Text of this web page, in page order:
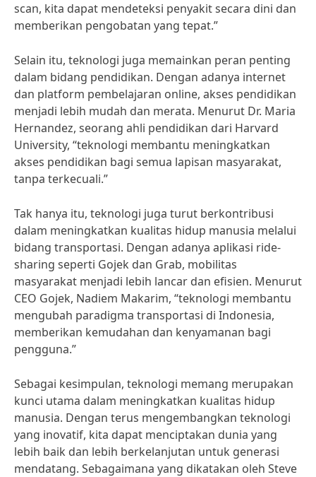
scan, kita dapat mendeteksi penyakit secara dini dan
memberikan pengobatan yang tepat.”
Selain itu, teknologi juga memainkan peran penting
dalam bidang pendidikan. Dengan adanya internet
dan platform pembelajaran online, akses pendidikan
menjadi lebih mudah dan merata. Menurut Dr. Maria
Hernandez, seorang ahli pendidikan dari Harvard
University, “teknologi membantu meningkatkan
akses pendidikan bagi semua lapisan masyarakat,
tanpa terkecuali.”
Tak hanya itu, teknologi juga turut berkontribusi
dalam meningkatkan kualitas hidup manusia melalui
bidang transportasi. Dengan adanya aplikasi ride-
sharing seperti Gojek dan Grab, mobilitas
masyarakat menjadi lebih lancar dan efisien. Menurut
CEO Gojek, Nadiem Makarim, “teknologi membantu
mengubah paradigma transportasi di Indonesia,
memberikan kemudahan dan kenyamanan bagi
pengguna.”
Sebagai kesimpulan, teknologi memang merupakan
kunci utama dalam meningkatkan kualitas hidup
manusia. Dengan terus mengembangkan teknologi
yang inovatif, kita dapat menciptakan dunia yang
lebih baik dan lebih berkelanjutan untuk generasi
mendatang. Sebagaimana yang dikatakan oleh Steve